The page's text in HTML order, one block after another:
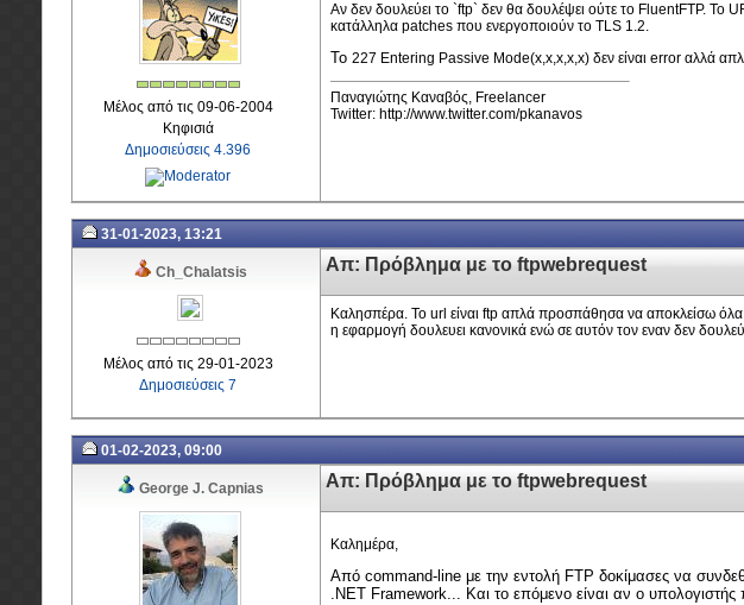
Μέλος από τις 09-06-2004
Κηφισιά
Δημοσιεύσεις 4.396
Αν δεν δουλεύει το `ftp` δεν θα δουλέψει ούτε το FluentFTP. Το
κατάλληλα patches που ενεργοποιούν το TLS 1.2.
To 227 Entering Passive Mode(x,x,x,x,x) δεν είναι error αλλά
Παναγιώτης Καναβός, Freelancer
Twitter: http://www.twitter.com/pkanavos
31-01-2023, 13:21
Ch_Chalatsis
Μέλος από τις 29-01-2023
Δημοσιεύσεις 7
Απ: Πρόβλημα με το ftpwebrequest
Καλησπέρα. Το url είναι ftp απλά προσπάθησα να αποκλείσω
η εφαρμογή δουλευει κανονικά ενώ σε αυτόν τον εναν δεν
01-02-2023, 09:00
George J. Capnias Απ: Πρόβλημα με το ftpwebrequest
Καλημέρα,
Από command-line με την εντολή FTP δοκίμασες να
.NET Framework... Και το επόμενο είναι αν ο